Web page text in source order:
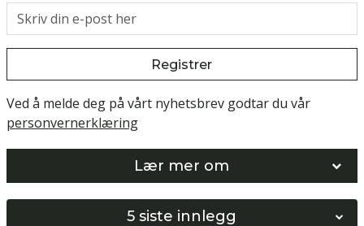
Registrer
Ved å melde deg på vårt nyhetsbrev godtar du vår
personvernerklæring
Lær mer om
5 siste innlegg